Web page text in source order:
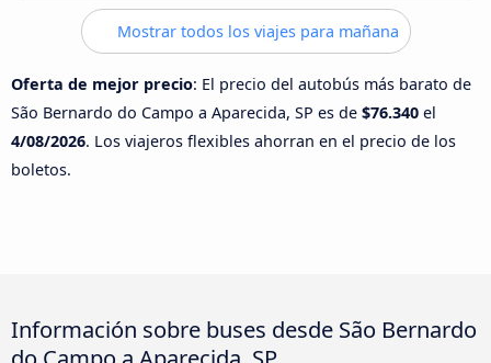
Mostrar todos los viajes para mañana
Oferta de mejor precio: El precio del autobús más barato de
São Bernardo do Campo a Aparecida, SP es de $76.340 el
4/08/2026. Los viajeros flexibles ahorran en el precio de los
boletos.
Información sobre buses desde São Bernardo